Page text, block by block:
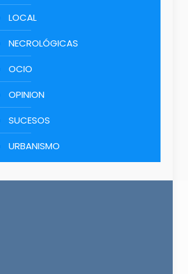
LOCAL
NECROLÓGICAS
OCIO
OPINION
SUCESOS
URBANISMO